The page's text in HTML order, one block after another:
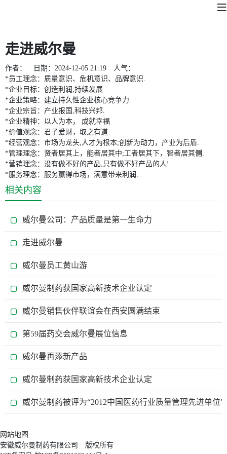
走进威尔曼
作者： 日期： 2024-12-05 21:19 人气：
*员工理念：质量意识、危机意识、品牌意识.
*企业目标：创造利润,持续发展
*企业策略：建立持久性企业核心竞争力.
*企业宗旨：产业报国,科技兴邦.
*企业精神：以人为本， 成就幸福
*价值观念：君子爱财，取之有道.
*经营观念：市场为龙头,人才为根本;创新为动力，产业为后盾.
*管理理念：贤者居其上，能者居其中;工者居其下，智者居其侧.
*营销理念：没有做不好的产品,只有做不好产品的人!.
*服务理念：服务赢得市场，满意带来利润.
相关内容
威尔曼公司：产品质量是第一生命力
走进威尔曼
威尔曼员工黄山游
威尔曼制药获国家高新技术企业认定
威尔曼销售伙伴联谊会在西安圆满结束
第59届药交会威尔曼展位信息
威尔曼再添新产品
威尔曼制药获国家高新技术企业认定
威尔曼制药被评为“2012中国医药行业质量管理先进单位”
网站地图
安徽威尔曼制药有限公司 版权所有